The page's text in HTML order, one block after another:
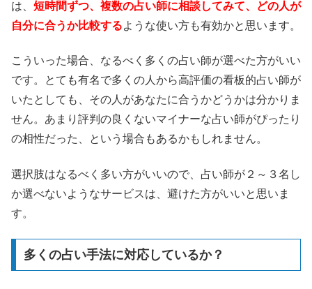
は、 短時間ずつ、複数の占い師に相談してみて、どの人が
自分に合うか比較するような使い方も有効かと思います。
こういった場合、なるべく多くの占い師が選べた方がいい
です。とても有名で多くの人から高評価の看板的占い師が
いたとしても、その人があなたに合うかどうかは分かりま
せん。あまり評判の良くないマイナーな占い師がぴったり
の相性だった、という場合もあるかもしれません。
選択肢はなるべく多い方がいいので、占い師が２～３名し
か選べないようなサービスは、避けた方がいいと思いま
す。
多くの占い手法に対応しているか？